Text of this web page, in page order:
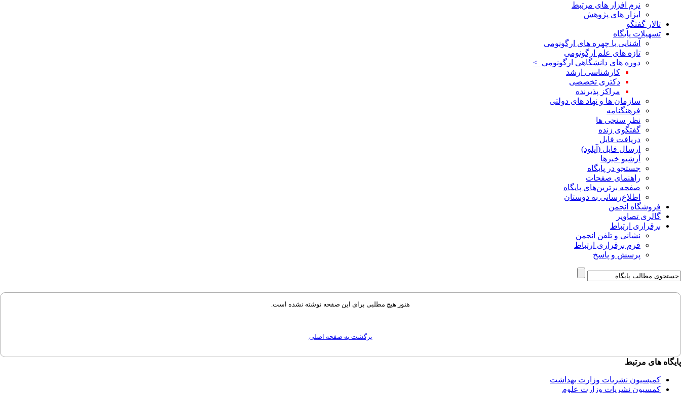
نرم افزار های مرتبط
ابزار های پژوهش
تالار گفتگو
تسهیلات پایگاه
آشنایی با چهره های ارگونومی
تازه های علم ارگونومی
دوره های دانشگاهی ارگونومی >
کارشناسی ارشد
دکتری تخصصی
مراکز پذیرنده
سازمان ها و نهاد های دولتی
فرهنگنامه
نظر سنجی ها
گفتگوی زنده
دریافت فایل
ارسال فایل (آپلود)
آرشیو خبرها
جستجو در پایگاه
راهنمای صفحات
صفحه برترین‌های پایگاه
اطلاع‌رسانی به دوستان
فروشگاه انجمن
گالری تصاویر
برقراری ارتباط
نشانی و تلفن انجمن
فرم برقراری ارتباط
پرسش و پاسخ
هنوز هیچ مطلبی برای این صفحه نوشته نشده است.
برگشت به صفحه اصلی
پایگاه های مرتبط
کمیسیون نشریات وزارت بهداشت
کمسیون نشریات وزارت علوم